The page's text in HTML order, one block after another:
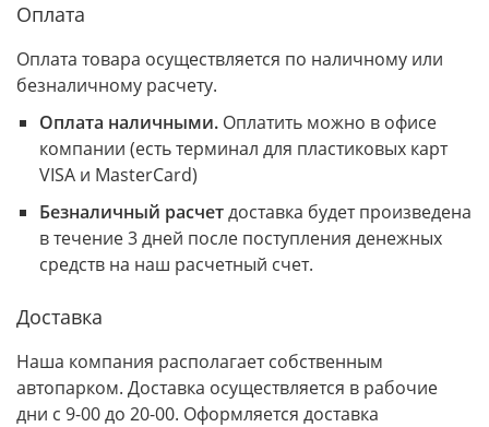
Оплата
Оплата товара осуществляется по наличному или
безналичному расчету.
Оплата наличными. Оплатить можно в офисе
компании (есть терминал для пластиковых карт
VISA и MasterCard)
Безналичный расчетдоставка будет произведена
в течение 3 дней после поступления денежных
средств на наш расчетный счет.
Доставка
Наша компания располагает собственным
автопарком. Доставка осуществляется в рабочие
дни с 9-00 до 20-00. Оформляется доставка